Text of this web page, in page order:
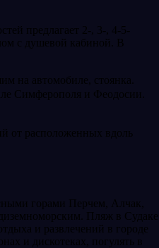
предлагает 2-, 3-, 4-5-
с душевой кабиной. В
на автомобиле, стоянка.
Симферополя и Феодосии.
от расположенных вдоль
горами Перчем, Алчак,
Пляж в Судаке
и развлечений в городе
и дискотеках, погулять в